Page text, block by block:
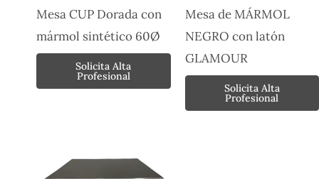
Mesa CUP Dorada con
mármol sintético 60Ø
Solicita Alta
Profesional
Mesa de MÁRMOL
NEGRO con latón
GLAMOUR
Solicita Alta
Profesional